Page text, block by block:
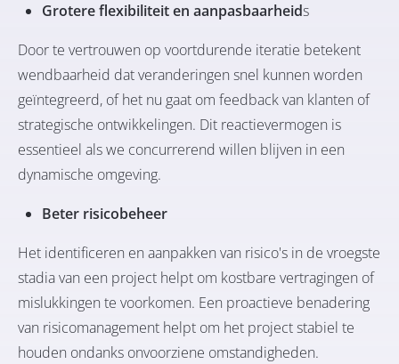
Grotere flexibiliteit en aanpasbaarheids
Door te vertrouwen op voortdurende iteratie betekent
wendbaarheid dat veranderingen snel kunnen worden
geïntegreerd, of het nu gaat om feedback van klanten of
strategische ontwikkelingen. Dit reactievermogen is
essentieel als we concurrerend willen blijven in een
dynamische omgeving.
Beter risicobeheer
Het identificeren en aanpakken van risico's in de vroegste
stadia van een project helpt om kostbare vertragingen of
mislukkingen te voorkomen. Een proactieve benadering
van risicomanagement helpt om het project stabiel te
houden ondanks onvoorziene omstandigheden.